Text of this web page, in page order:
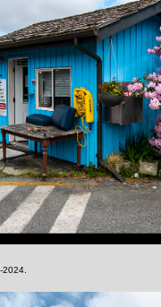
2024.